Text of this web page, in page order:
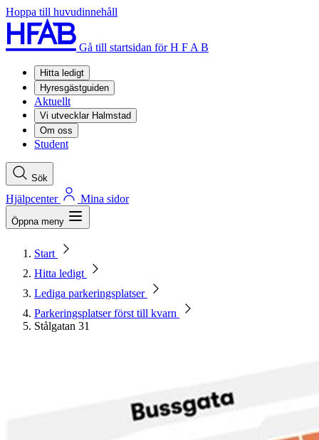
Hoppa till huvudinnehåll
Gå till startsidan för H F A B
Hitta ledigt
Hyresgästguiden
Aktuellt
Vi utvecklar Halmstad
Om oss
Student
Sök
Hjälpcenter Mina sidor
Öppna meny
Start
Hitta ledigt
Lediga parkeringsplatser
Parkeringsplatser först till kvarn
Stålgatan 31